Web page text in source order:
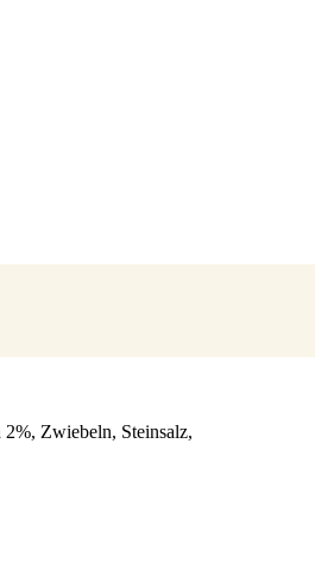
Zwiebeln, Steinsalz,